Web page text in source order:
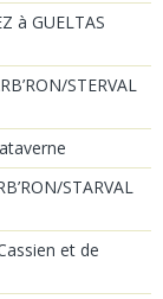
à GUELTAS
STERVAL
STARVAL
et de